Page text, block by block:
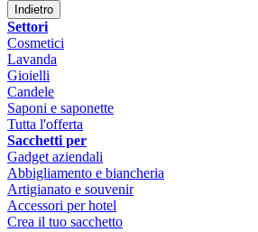
Indietro
Settori
Cosmetici
Lavanda
Gioielli
Candele
Saponi e saponette
Tutta l'offerta
Sacchetti per
Gadget aziendali
Abbigliamento e biancheria
Artigianato e souvenir
Accessori per hotel
Crea il tuo sacchetto